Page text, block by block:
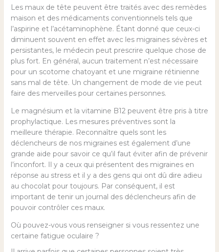
Les maux de tête peuvent être traités avec des remèdes
maison et des médicaments conventionnels tels que
l’aspirine et l’acétaminophène. Étant donné que ceux-ci
diminuent souvent en effet avec les migraines sévères et
persistantes, le médecin peut prescrire quelque chose de
plus fort. En général, aucun traitement n’est nécessaire
pour un scotome chatoyant et une migraine rétinienne
sans mal de tête. Un changement de mode de vie peut
faire des merveilles pour certaines personnes.
Le magnésium et la vitamine B12 peuvent être pris à titre
prophylactique. Les mesures préventives sont la
meilleure thérapie. Reconnaître quels sont les
déclencheurs de nos migraines est également d’une
grande aide pour savoir ce qu’il faut éviter afin de prévenir
l’inconfort. Il y a ceux qui présentent des migraines en
réponse au stress et il y a des gens qui ont dû dire adieu
au chocolat pour toujours. Par conséquent, il est
important de tenir un journal des déclencheurs afin de
pouvoir contrôler ces maux.
Où pouvez-vous vous renseigner si vous ressentez une
certaine fatigue oculaire ?